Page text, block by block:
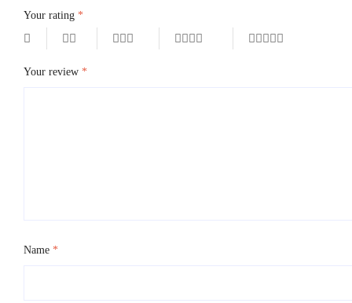
Your rating *
Your review *
Name *